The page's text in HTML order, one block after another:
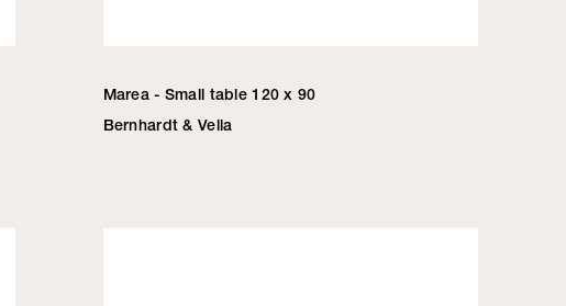
Marea - Small table 120 x 90
Bernhardt & Vella